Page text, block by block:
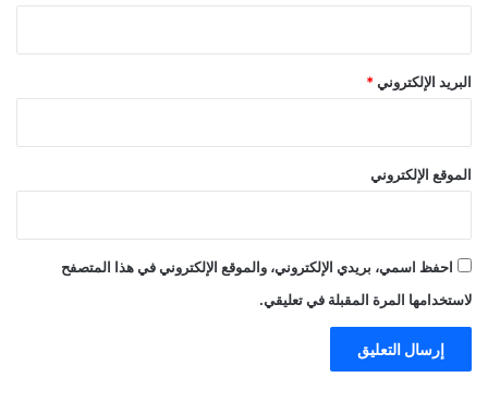
البريد الإلكتروني *
الموقع الإلكتروني
احفظ اسمي، بريدي الإلكتروني، والموقع الإلكتروني في هذا المتصفح
لاستخدامها المرة المقبلة في تعليقي.